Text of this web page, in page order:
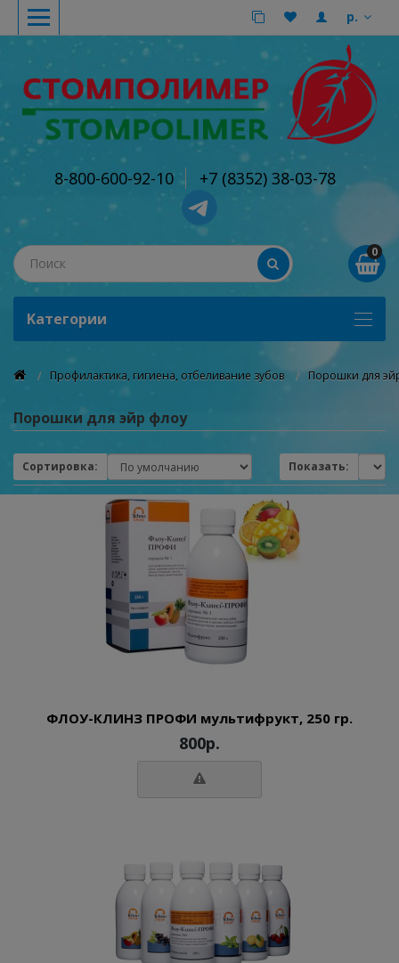
р.
8-800-600-92-10 +7 (8352) 38-03-78
0
Kатегории
Профилактика, гигиена, отбеливание зубов Порошки для
Порошки для эйр флоу
Сортировка: Показать:
ФЛОУ-КЛИНЗ ПРОФИ мультифрукт, 250 гр.
800р.